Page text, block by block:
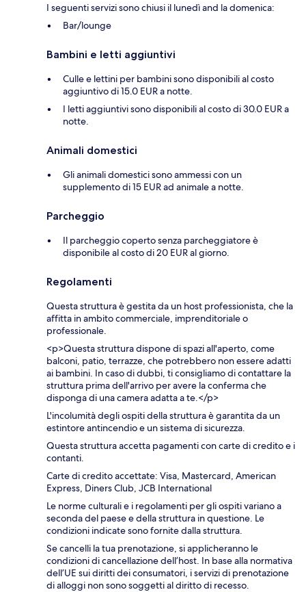
I seguenti servizi sono chiusi il lunedì and la domenica:
Bar/lounge
Bambini e letti aggiuntivi
Culle e lettini per bambini sono disponibili al costo
aggiuntivo di 15.0 EUR a notte.
I letti aggiuntivi sono disponibili al costo di 30.0 EUR a
notte.
Animali domestici
Gli animali domestici sono ammessi con un
supplemento di 15 EUR ad animale a notte.
Parcheggio
Il parcheggio coperto senza parcheggiatore è
disponibile al costo di 20 EUR al giorno.
Regolamenti
Questa struttura è gestita da un host professionista, che la
affitta in ambito commerciale, imprenditoriale o
professionale.
<p>Questa struttura dispone di spazi all'aperto, come
balconi, patio, terrazze, che potrebbero non essere adatti
ai bambini. In caso di dubbi, ti consigliamo di contattare la
struttura prima dell'arrivo per avere la conferma che
disponga di una camera adatta a te.</p>
L'incolumità degli ospiti della struttura è garantita da un
estintore antincendio e un sistema di sicurezza.
Questa struttura accetta pagamenti con carte di credito e i
contanti.
Carte di credito accettate: Visa, Mastercard, American
Express, Diners Club, JCB International
Le norme culturali e i regolamenti per gli ospiti variano a
seconda del paese e della struttura in questione. Le
condizioni indicate sono fornite dalla struttura.
Se cancelli la tua prenotazione, si applicheranno le
condizioni di cancellazione dell’host. In base alla normativa
dell’UE sui diritti dei consumatori, i servizi di prenotazione
di alloggi non sono soggetti al diritto di recesso.